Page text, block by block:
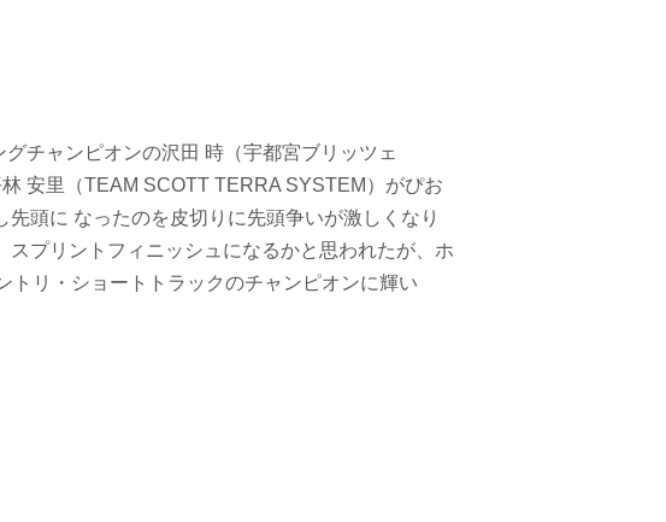
チャンピオンの沢田 時（宇都宮ブリッツェ
安里（TEAM SCOTT TERRA SYSTEM）がぴお
頭に なったのを皮切りに先頭争いが激しくなり
プリントフィニッシュになるかと思われたが、ホ
リ・ショートトラックのチャンピオンに輝い